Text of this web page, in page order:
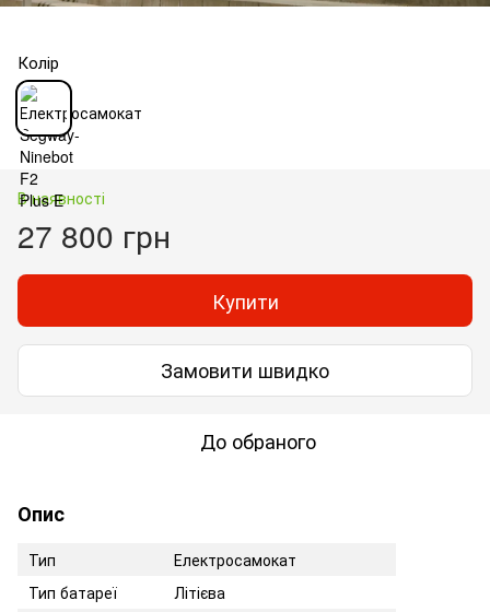
Колір
В наявності
27 800 грн
Купити
Замовити швидко
До обраного
Опис
Тип
Електросамокат
Тип батареї
Літієва